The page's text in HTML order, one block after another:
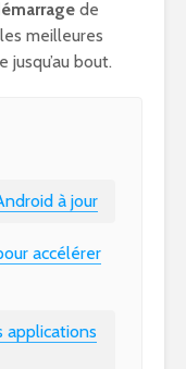
de
meilleures
jusqu’au bout.
à jour
accélérer
applications